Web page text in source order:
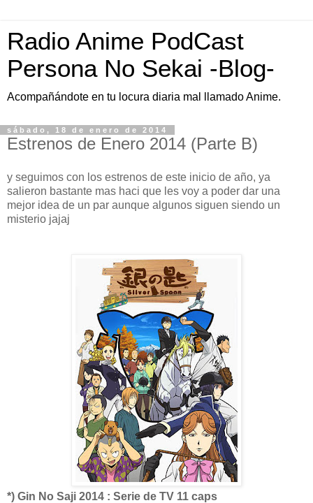
Radio Anime PodCast
Persona No Sekai -Blog-
Acompañándote en tu locura diaria mal llamado Anime.
sábado, 18 de enero de 2014
Estrenos de Enero 2014 (Parte B)
y seguimos con los estrenos de este inicio de año, ya
salieron bastante mas haci que les voy a poder dar una
mejor idea de un par aunque algunos siguen siendo un
misterio jajaj
*) Gin No Saji 2014 : Serie de TV 11 caps